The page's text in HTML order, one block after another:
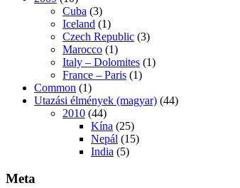
Cuba (3)
Iceland (1)
Czech Republic (3)
Marocco (1)
Italy – Dolomites (1)
France – Paris (1)
Common (1)
Utazási élmények (magyar) (44)
2010 (44)
Kína (25)
Nepál (15)
India (5)
Meta